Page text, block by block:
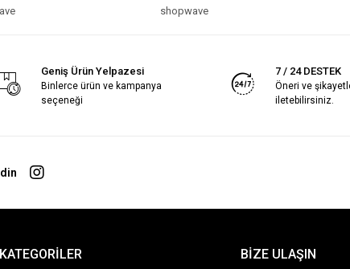
shopwave
Geniş Ürün Yelpazesi
Binlerce ürün ve kampanya
seçeneği
7 / 24 DESTEK
Öneri ve
iletebilirsiniz.
KATEGORİLER BİZE ULAŞIN